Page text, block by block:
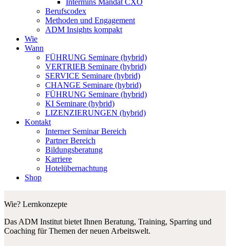
Intermins Mandat CXO
Berufscodex
Methoden und Engagement
ADM Insights kompakt
Wie
Wann
FÜHRUNG Seminare (hybrid)
VERTRIEB Seminare (hybrid)
SERVICE Seminare (hybrid)
CHANGE Seminare (hybrid)
FÜHRUNG Seminare (hybrid)
KI Seminare (hybrid)
LIZENZIERUNGEN (hybrid)
Kontakt
Interner Seminar Bereich
Partner Bereich
Bildungsberatung
Karriere
Hotelübernachtung
Shop
Wie? Lernkonzepte
Das ADM Institut bietet Ihnen Beratung, Training, Sparring und
Coaching für Themen der neuen Arbeitswelt.